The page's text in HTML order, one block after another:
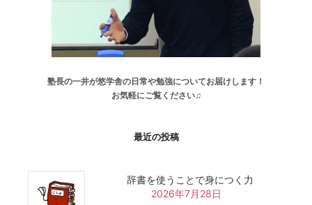
塾長の一井が悠学舎の日常や勉強についてお届けします！
お気軽にご覧ください♫
最近の投稿
辞書を使うことで身につく力
2026年7月28日